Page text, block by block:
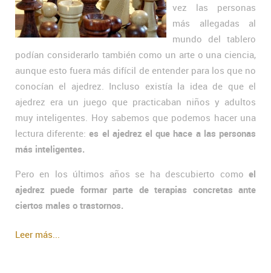
vez las personas
más allegadas al
mundo del tablero
podían considerarlo también como un arte o una ciencia,
aunque esto fuera más difícil de entender para los que no
conocían el ajedrez. Incluso existía la idea de que el
ajedrez era un juego que practicaban niños y adultos
muy inteligentes. Hoy sabemos que podemos hacer una
lectura diferente:es el ajedrez el que hace a las personas
más inteligentes.
Pero en los últimos años se ha descubierto como el
ajedrez puede formar parte de terapias concretas ante
ciertos males o trastornos.
Leer más...